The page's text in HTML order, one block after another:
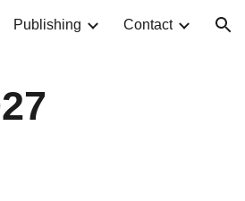
Publishing Contact